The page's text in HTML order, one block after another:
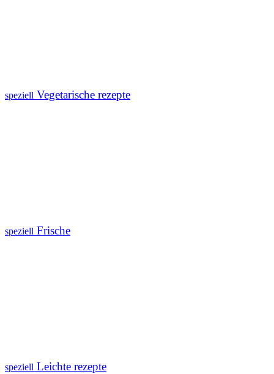
speziell Vegetarische rezepte
speziell Frische
speziell Leichte rezepte